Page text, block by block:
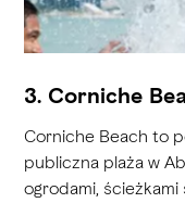
3. Corniche
Corniche Beach to
publiczna plaża w
ogrodami,